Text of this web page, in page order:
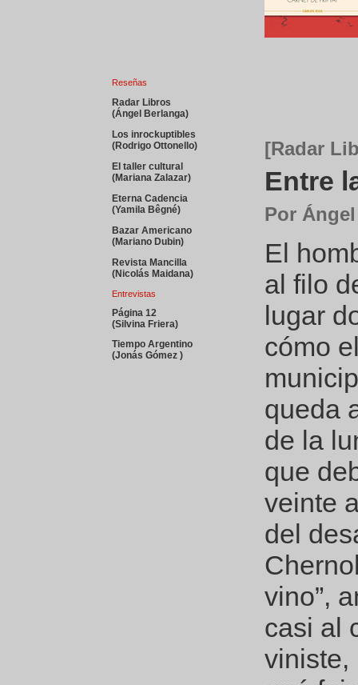
Reseñas
Radar Libros
(Ángel Berlanga)
Los inrockuptibles
(Rodrigo Ottonello)
El taller cultural
(Mariana Zalazar)
Eterna Cadencia
(Yamila Bêgné)
Bazar Americano
(Mariano Dubin)
Revista Mancilla
(Nicolás Maidana)
Entrevistas
Página 12
(Silvina Friera)
Tiempo Argentino
(Jonás Gómez )
[Radar
Entre
Por
El
al filo
lugar
cómo
queda
de la
que
veinte
del
vino”,
casi al
viniste,